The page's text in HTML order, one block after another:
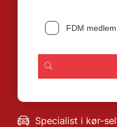
FDM medlem
Specialist i kør-